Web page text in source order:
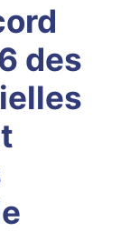
des